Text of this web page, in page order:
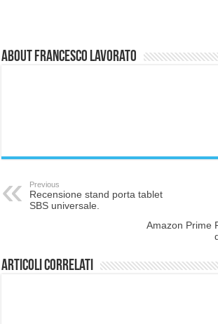
About Francesco Lavorato
Previous
Recensione stand porta tablet
SBS universale.
Amazon Prime
Articoli correlati